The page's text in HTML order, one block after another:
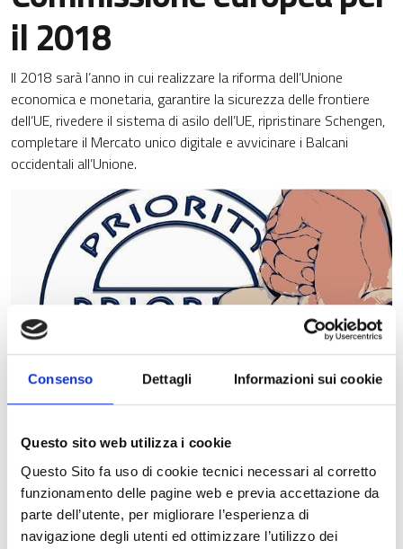
Consenso Dettagli Informazioni sui cookie
Questo sito web utilizza i cookie
Questo Sito fa uso di cookie tecnici necessari al corretto
funzionamento delle pagine web e previa accettazione da
parte dell’utente, per migliorare l’esperienza di
navigazione degli utenti ed ottimizzare l’utilizzo dei
il 2018
Il 2018 sarà l’anno in cui realizzare la riforma dell’Unione
economica e monetaria, garantire la sicurezza delle frontiere
dell’UE, rivedere il sistema di asilo dell’UE, ripristinare Schengen,
completare il Mercato unico digitale e avvicinare i Balcani
occidentali all’Unione.
Il 2018 sarà l’anno in cui realizzare la riforma dell’Unione
economica e monetaria, garantire la sicurezza delle frontiere
dell’UE, rivedere il sistema di asilo dell’UE, ripristinare Schengen,
completare il Mercato unico digitale e avvicinare i Balcani